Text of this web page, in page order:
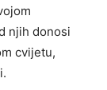
njih donosi
cvijetu,